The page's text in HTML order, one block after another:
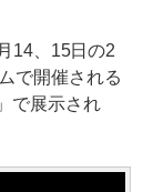
14、15日の2
で開催される
で展示され